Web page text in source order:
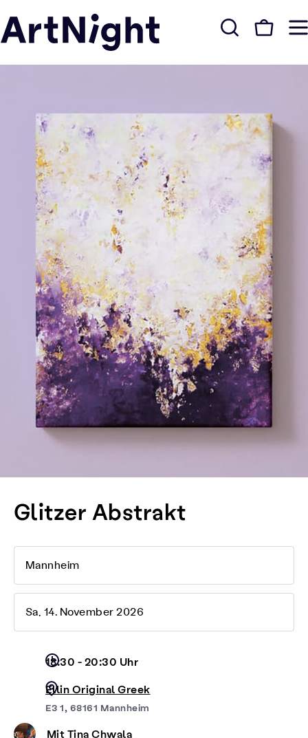
Glitzer Abstrakt
Mannheim
Sa, 14. November 2026
18:30 - 20:30 Uhr
Ellin Original Greek
E3 1, 68161 Mannheim
Mit Tina Chwala